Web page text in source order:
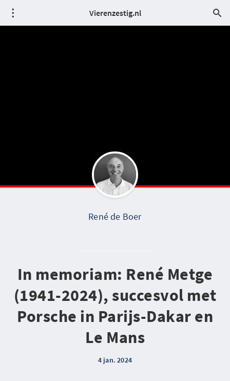
Vierenzestig.nl
René de Boer
In memoriam: René Metge
(1941-2024), succesvol met
Porsche in Parijs-Dakar en
Le Mans
4 jan. 2024